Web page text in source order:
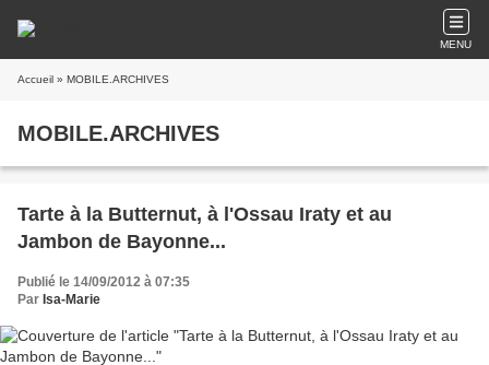
MENU
Accueil » MOBILE.ARCHIVES
MOBILE.ARCHIVES
Tarte à la Butternut, à l'Ossau Iraty et au
Jambon de Bayonne...
Publié le 14/09/2012 à 07:35
Par Isa-Marie